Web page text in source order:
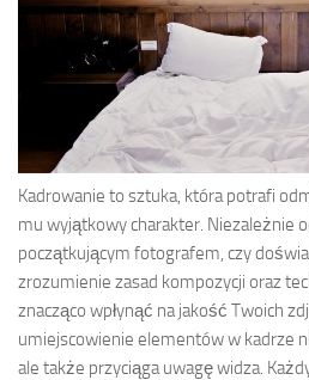
Kadrowanie to sztuka, która potrafi
mu wyjątkowy charakter. Niezależnie
początkującym fotografem, czy
zrozumienie zasad kompozycji oraz
znacząco wpłynąć na jakość Twoich
umiejscowienie elementów w kadrze
ale także przyciąga uwagę widza.